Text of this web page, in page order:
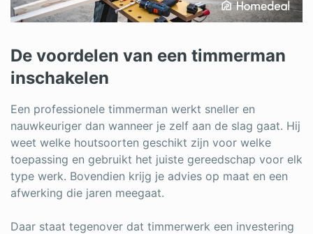
De voordelen van een timmerman
inschakelen
Een professionele timmerman werkt sneller en
nauwkeuriger dan wanneer je zelf aan de slag gaat. Hij
weet welke houtsoorten geschikt zijn voor welke
toepassing en gebruikt het juiste gereedschap voor elk
type werk. Bovendien krijg je advies op maat en een
afwerking die jaren meegaat.
Daar staat tegenover dat timmerwerk een investering